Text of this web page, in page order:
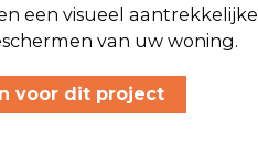
een visueel aantrekkelijke
van uw woning.
voor dit project